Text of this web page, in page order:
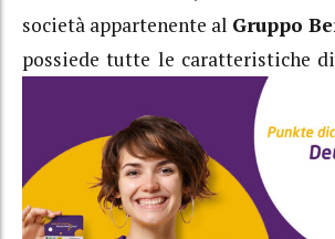
società appartenente al Gruppo
possiede tutte le caratteristiche